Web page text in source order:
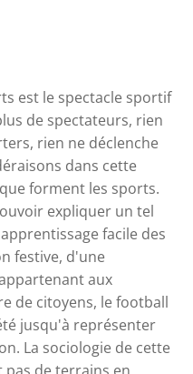
est le spectacle sportif
de spectateurs, rien
rien ne déclenche
dans cette
forment les sports.
expliquer un tel
facile des
festive, d'une
aux
de citoyens, le football
jusqu'à représenter
La sociologie de cette